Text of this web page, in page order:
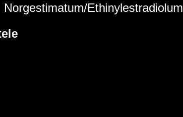
Norgestimatum/Ethinylestradiolum